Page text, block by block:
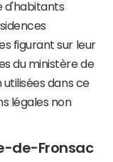
d'habitants
figurant sur leur
du ministère de
utilisées dans ce
légales non
de-Fronsac